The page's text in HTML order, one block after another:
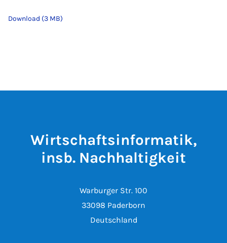
Download (3 MB)
Wirtschaftsinformatik,
insb. Nachhaltigkeit
Warburger Str. 100
33098 Paderborn
Deutschland